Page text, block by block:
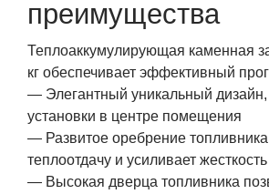
преимущества
Теплоаккумулирующая каменная
кг обеспечивает эффективный
— Элегантный уникальный
установки в центре помещения
— Развитое оребрение топливника
теплоотдачу и усиливает
— Высокая дверца топливника